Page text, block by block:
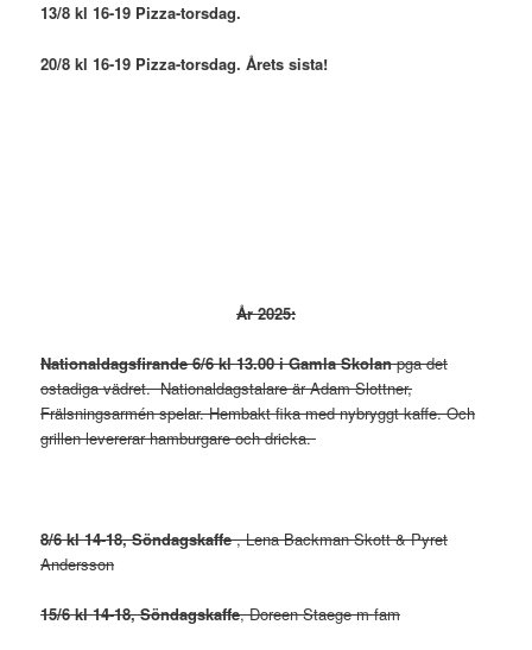
13/8 kl 16-19 Pizza-torsdag.
20/8 kl 16-19 Pizza-torsdag. Årets sista!
År 2025:
Nationaldagsfirande 6/6 kl 13.00 i Gamla Skolanpga det
ostadiga vädret. Nationaldagstalare är Adam Slottner,
Frälsningsarmén spelar. Hembakt fika med nybryggt kaffe. Och
grillen levererar hamburgare och dricka.
8/6 kl 14-18, Söndagskaffe, Lena Backman Skott & Pyret
Andersson
15/6 kl 14-18, Söndagskaffe, Doreen Staege m fam